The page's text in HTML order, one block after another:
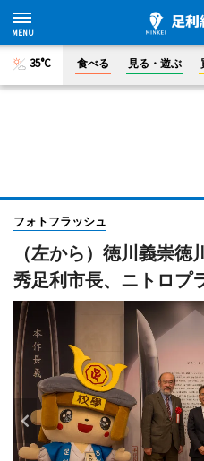
35°C 食べる 見る・遊ぶ
フォトフラッシュ
（左から）徳川義崇
秀足利市長、ニトロプ